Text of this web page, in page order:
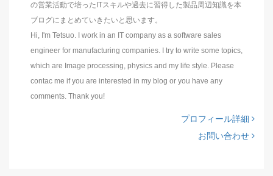
の営業活動で培ったITスキルや過去に習得した製品周辺知識を本
ブログにまとめていきたいと思います。
Hi, I'm Tetsuo. I work in an IT company as a software sales
engineer for manufacturing companies. I try to write some topics,
which are Image processing, physics and my life style. Please
contac me if you are interested in my blog or you have any
comments. Thank you!
プロフィール詳細
お問い合わせ